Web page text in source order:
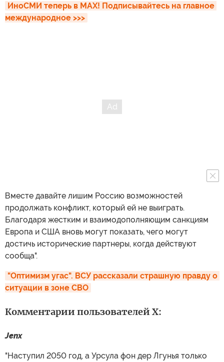
ИноСМИ теперь в MAX! Подписывайтесь на главное
международное >>>
Вместе давайте лишим Россию возможностей
продолжать конфликт, который ей не выиграть.
Благодаря жестким и взаимодополняющим санкциям
Европа и США вновь могут показать, чего могут
достичь исторические партнеры, когда действуют
сообща".
"Оптимизм угас". ВСУ рассказали страшную правду о
ситуации в зоне СВО
Комментарии пользователей X:
Jenx
"Наступил 2050 год, а Урсула фон дер Лгунья только